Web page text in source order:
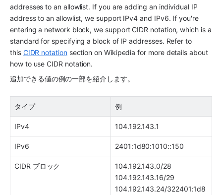
addresses to an allowlist. If you are adding an individual IP
address to an allowlist, we support IPv4 and IPv6. If you're
entering a network block, we support CIDR notation, which is a
standard for specifying a block of IP addresses. Refer to
this CIDR notation section on Wikipedia for more details about
how to use CIDR notation.
追加できる値の例の一部を紹介します。
タイプ 例
IPv4 104.192.143.1
IPv6 2401:1d80:1010::150
CIDR ブロック
104.192.143.0/28
104.192.143.16/29
104.192.143.24/322401:1d8